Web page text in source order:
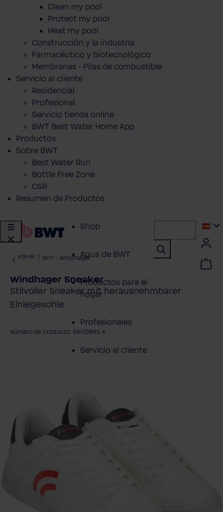
Clean my pool
Protect my pool
Heat my pool
Construcción y la industria
Farmacéutico y biotecnológico
Membranas - Pilas de combustible
Servicio al cliente
Residencial
Profesional
Servicio tienda online
BWT Best Water Home App
Productos
Sobre BWT
Best Water Run
Bottle Free Zone
CSR
Resumen de Productos
Shop
Agua de BWT
Productos para el
hogar
Profesionales
Servicio al cliente
Sobre BWT
Resumen de
volver BHT - Windhager
Windhager Sneaker
Stilvoller Sneaker mit herausnehmbarer
Einlegesohle
Número de producto: SW10885.4